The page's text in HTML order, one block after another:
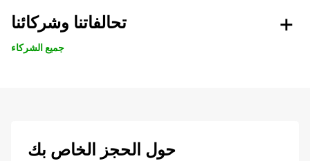
تحالفاتنا وشركائنا
جميع الشركاء
حول الحجز الخاص بك